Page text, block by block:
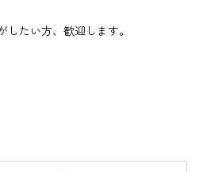
たい方、歓迎します。